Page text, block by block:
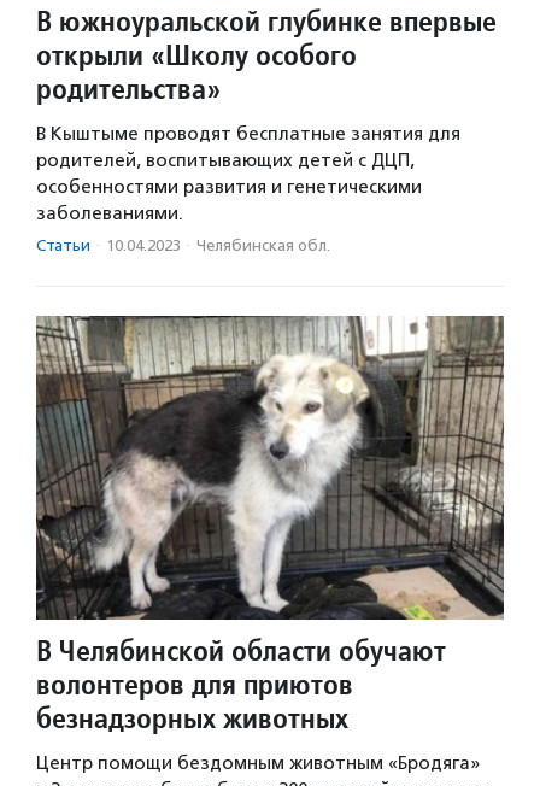
В южноуральской глубинке впервые
открыли «Школу особого
родительства»
В Кыштыме проводят бесплатные занятия для
родителей, воспитывающих детей с ДЦП,
особенностями развития и генетическими
заболеваниями.
Статьи · 10.04.2023 · Челябинская обл.
В Челябинской области обучают
волонтеров для приютов
безнадзорных животных
Центр помощи бездомным животным «Бродяга»